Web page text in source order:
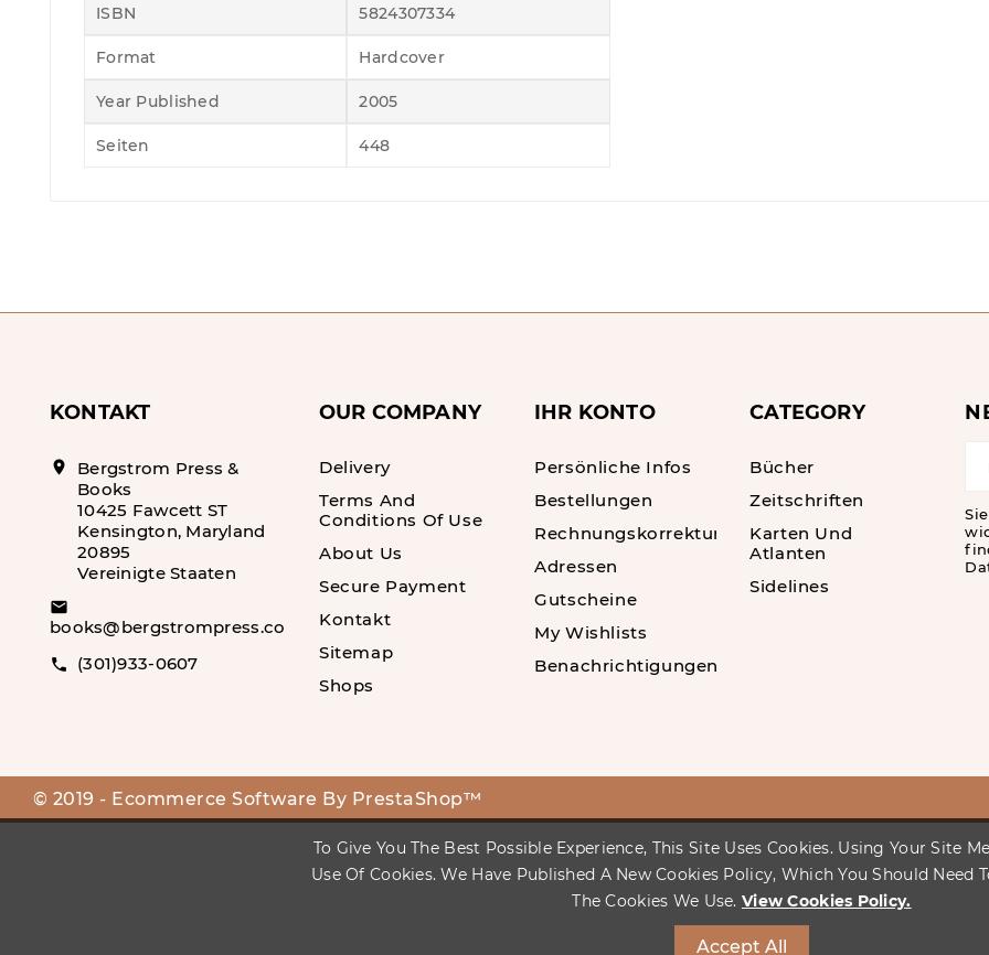
To Give You The Best Possible Experience, This Site Uses Cookies. Using Your Site
Use Of Cookies. We Have Published A New Cookies Policy, Which You Should Need
The Cookies We Use. View Cookies Policy.
Accept All
ISBN 5824307334
Format Hardcover
Year Published 2005
Seiten 448
KONTAKT
location_on
Bergstrom Press &
Books
10425 Fawcett ST
Kensington, Maryland
20895
Vereinigte Staaten
email
books@bergstrompress.com
call (301)933-0607
OUR COMPANY
Delivery
Terms And
Conditions Of Use
About Us
Secure Payment
Kontakt
Sitemap
Shops
IHR KONTO
Persönliche Infos
Bestellungen
Rechnungskorrekturen
Adressen
Gutscheine
My Wishlists
Benachrichtigungen
CATEGORY
Bücher
Zeitschriften
Karten Und
Atlanten
Sidelines
© 2019 - Ecommerce Software By PrestaShop™